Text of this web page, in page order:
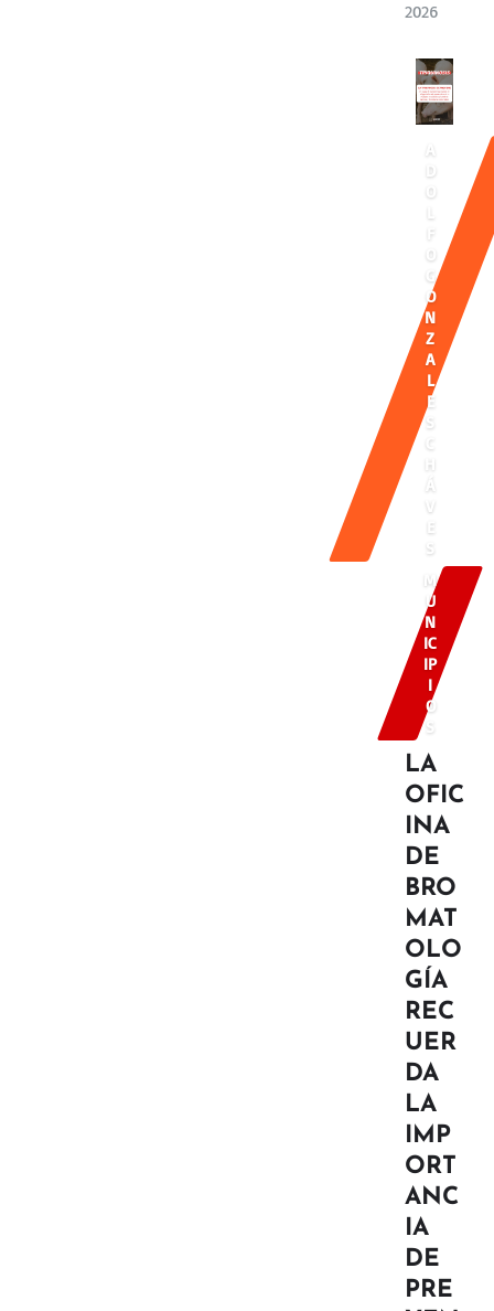
2026
A
D
O
F
O
G
O
N
Z
A
L
E
S
C
H
Á
E
S
M
U
N
IC
IP
I
O
S
LA
OFIC
INA
DE
BRO
MAT
OLO
GÍA
REC
UER
DA
LA
IMP
ORT
ANC
IA
DE
PRE